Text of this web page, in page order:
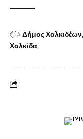
#Δήμος Χαλκιδέων
Χαλκίδα